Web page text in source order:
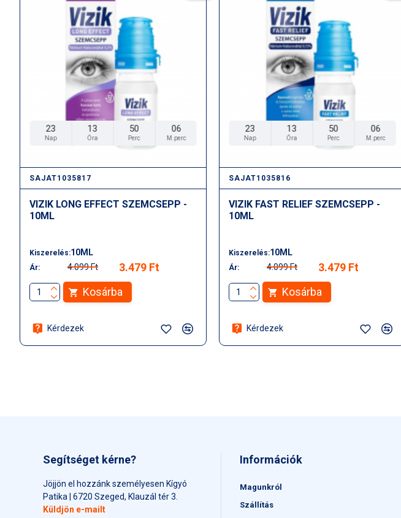
23
Nap
13
Óra
50
Perc
06
M.perc
SAJAT1035817
VIZIK LONG EFFECT SZEMCSEPP -
10ML
Kiszerelés:10ML
Ár: 4.099 Ft
3.479 Ft
Kosárba
Kérdezek
23
Nap
13
Óra
50
Perc
06
M.perc
SAJAT1035816
VIZIK FAST RELIEF SZEMCSEPP -
10ML
Kiszerelés:10ML
Ár: 4.099 Ft
3.479 Ft
Kosárba
Kérdezek
Segítséget kérne?
Jöjjön el hozzánk személyesen Kígyó
Patika | 6720 Szeged, Klauzál tér 3.
Küldjön e-mailt
Információk
Magunkról
Szállítás